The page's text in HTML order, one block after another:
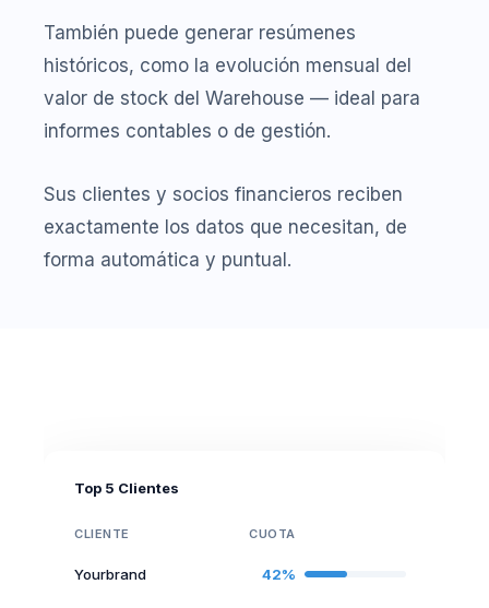
También puede generar resúmenes
históricos, como la evolución mensual del
valor de stock del Warehouse — ideal para
informes contables o de gestión.
Sus clientes y socios financieros reciben
exactamente los datos que necesitan, de
forma automática y puntual.
Top 5 Clientes
CLIENTE CUOTA
Yourbrand 42%